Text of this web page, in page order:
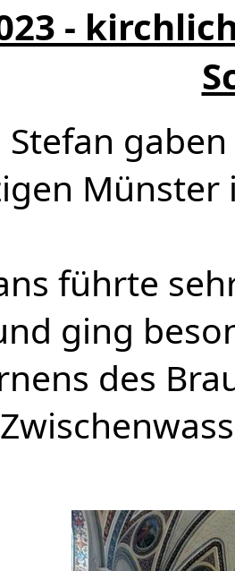
-
Stefan
Münster
führte
ging
des